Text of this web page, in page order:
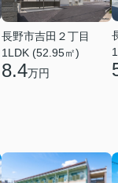
長野市吉田２丁目
1LDK (52.95㎡)
8.4万円